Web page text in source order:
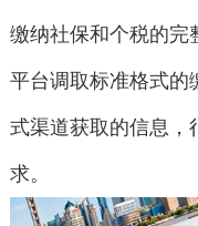
缴纳社保和个税的完
平台调取标准格式的
式渠道获取的信息，
求。